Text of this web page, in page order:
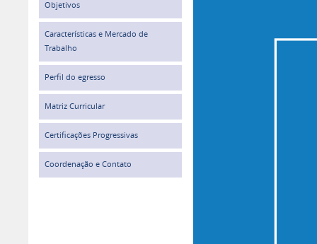
Objetivos
Características e Mercado de
Trabalho
Perfil do egresso
Matriz Curricular
Certificações Progressivas
Coordenação e Contato